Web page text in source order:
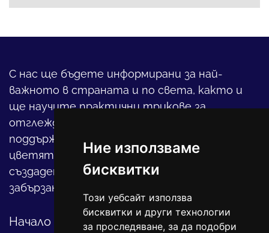
Ние използваме
бисквитки
Този уебсайт използва
бисквитки и други технологии
за проследяване, за да подобри
С нас ще бъдете информирани за най-
важното в страната и по света, както и
ще научите практични трикове за
отглеждането на детето, за
поддържането на дома и градината,
цветята, интериора и, въобще, как да
създадете своя уютен оазис в този така
забързан свят.
Начало